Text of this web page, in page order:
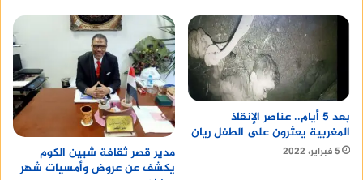
بعد 5 أيام.. عناصر الإنقاذ
المغربية يعثرون على الطفل ريان
5 فبراير، 2022
مدير قصر ثقافة شبين الكوم
يكشف عن عروض وأمسيات شهر